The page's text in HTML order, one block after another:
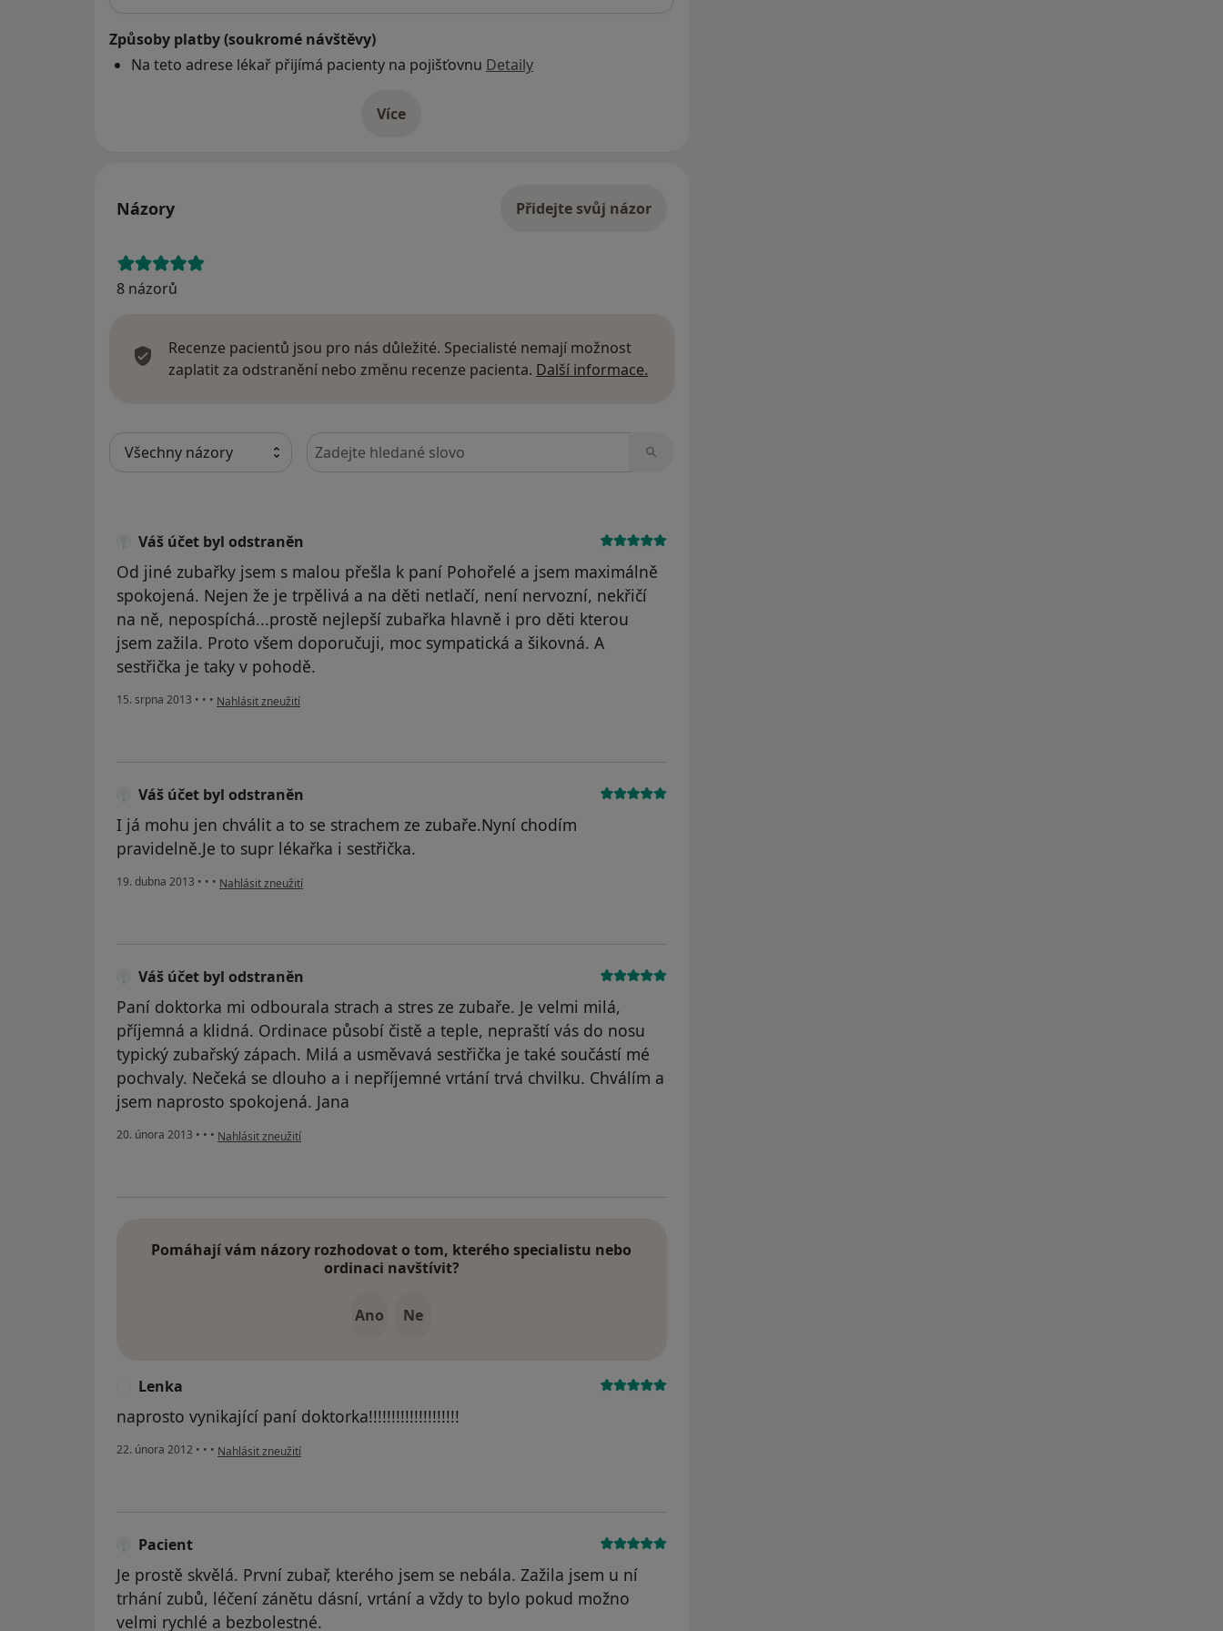
Způsoby platby (soukromé návštěvy)
Na teto adrese lékař přijímá pacienty na pojišťovnu Detaily
Víceo adrese
Názory Přidejte svůj názor
8 názorů
Recenze pacientů jsou pro nás důležité. Specialisté nemají možnost
zaplatit za odstranění nebo změnu recenze pacienta. Další informace.
Hledejte v názorech
Váš účet byl odstraněn
Od jiné zubařky jsem s malou přešla k paní Pohořelé a jsem maximálně
spokojená. Nejen že je trpělivá a na děti netlačí, není nervozní, nekřičí
na ně, nepospíchá...prostě nejlepší zubařka hlavně i pro děti kterou
jsem zažila. Proto všem doporučuji, moc sympatická a šikovná. A
sestřička je taky v pohodě.
15. srpna 2013 • • • podle názoru uživatele Váš účet byl odstraněn
Nahlásit zneužití
Váš účet byl odstraněn
I já mohu jen chválit a to se strachem ze zubaře.Nyní chodím
pravidelně.Je to supr lékařka i sestřička.
19. dubna 2013 • • • podle názoru uživatele Váš účet byl odstraněn
Nahlásit zneužití
Váš účet byl odstraněn
Paní doktorka mi odbourala strach a stres ze zubaře. Je velmi milá,
příjemná a klidná. Ordinace působí čistě a teple, nepraští vás do nosu
typický zubařský zápach. Milá a usměvavá sestřička je také součástí mé
pochvaly. Nečeká se dlouho a i nepříjemné vrtání trvá chvilku. Chválím a
jsem naprosto spokojená. Jana
20. února 2013 • • • podle názoru uživatele Váš účet byl odstraněn
Nahlásit zneužití
Pomáhají vám názory rozhodovat o tom, kterého specialistu nebo
ordinaci navštívit?
Ano Ne
Lenka
naprosto vynikající paní doktorka!!!!!!!!!!!!!!!!!!!!
22. února 2012 • • • podle názoru uživatele Lenka
Nahlásit zneužití
Pacient
Je prostě skvělá. První zubař, kterého jsem se nebála. Zažila jsem u ní
trhání zubů, léčení zánětu dásní, vrtání a vždy to bylo pokud možno
velmi rychlé a bezbolestné.